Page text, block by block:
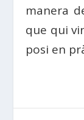
manera
que qui
posi en